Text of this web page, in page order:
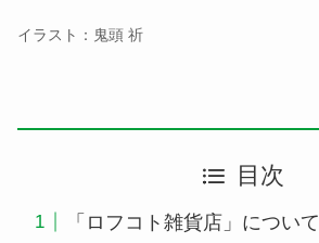
イラスト：鬼頭 祈
目次
「ロフコト雑貨店」について